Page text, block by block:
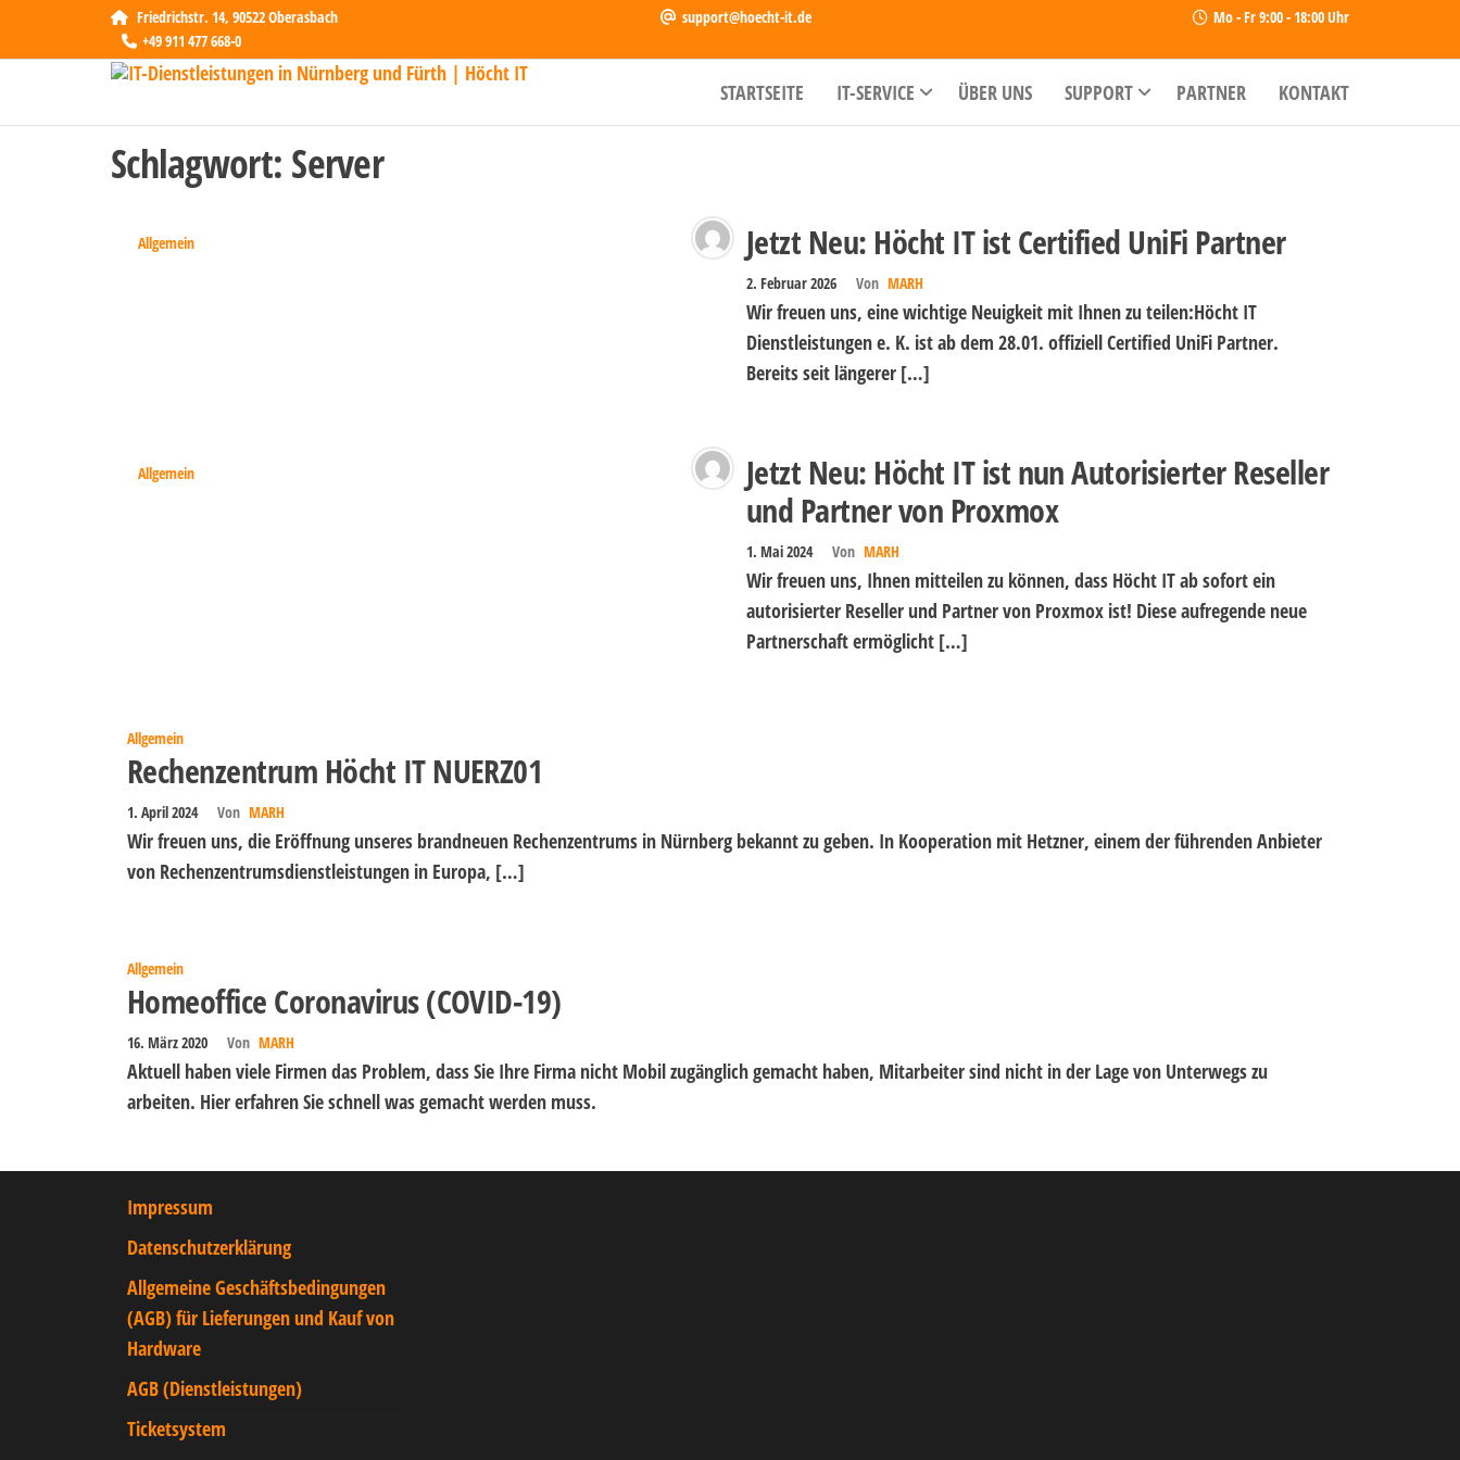
Friedrichstr. 14, 90522 Oberasbach
+49 911 477 668-0
support@hoecht-it.de Mo - Fr 9:00 - 18:00 Uhr
Dienstleistungen
Partner für IT-
STARTSEITE IT-SERVICE ÜBER UNS SUPPORT PARTNER KONTAKT
Schlagwort: Server
Allgemein Jetzt Neu: Höcht IT ist Certified UniFi Partner
2. Februar 2026 Von MARH
Wir freuen uns, eine wichtige Neuigkeit mit Ihnen zu teilen:Höcht IT
Dienstleistungen e. K. ist ab dem 28.01. offiziell Certified UniFi Partner.
Bereits seit längerer […]
Allgemein
Jetzt Neu: Höcht IT ist nun Autorisierter Reseller
und Partner von Proxmox
1. Mai 2024 Von MARH
Wir freuen uns, Ihnen mitteilen zu können, dass Höcht IT ab sofort ein
autorisierter Reseller und Partner von Proxmox ist! Diese aufregende neue
Partnerschaft ermöglicht […]
Allgemein
Rechenzentrum Höcht IT NUERZ01
1. April 2024 Von MARH
Wir freuen uns, die Eröffnung unseres brandneuen Rechenzentrums in Nürnberg bekannt zu geben. In Kooperation mit Hetzner, einem der führenden Anbieter
von Rechenzentrumsdienstleistungen in Europa, […]
Allgemein
Homeoffice Coronavirus (COVID-19)
16. März 2020 Von MARH
Aktuell haben viele Firmen das Problem, dass Sie Ihre Firma nicht Mobil zugänglich gemacht haben, Mitarbeiter sind nicht in der Lage von Unterwegs zu
arbeiten. Hier erfahren Sie schnell was gemacht werden muss.
Impressum
Datenschutzerklärung
Allgemeine Geschäftsbedingungen
(AGB) für Lieferungen und Kauf von
Hardware
AGB (Dienstleistungen)
Ticketsystem